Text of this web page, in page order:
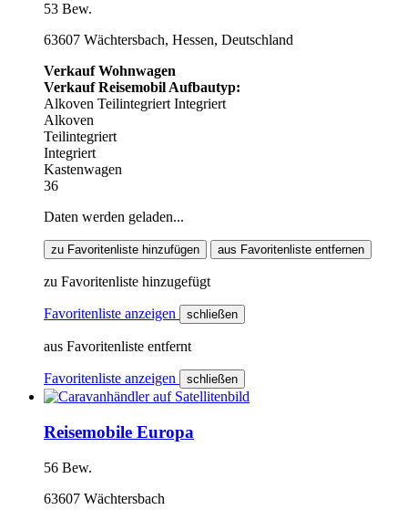
53 Bew.
63607 Wächtersbach, Hessen, Deutschland
Verkauf Wohnwagen
Verkauf Reisemobil Aufbautyp:
Alkoven Teilintegriert Integriert
Alkoven
Teilintegriert
Integriert
Kastenwagen
36
Daten werden geladen...
zu Favoritenliste hinzufügen aus Favoritenliste entfernen
zu Favoritenliste hinzugefügt
Favoritenliste anzeigen schließen
aus Favoritenliste entfernt
Favoritenliste anzeigen schließen
Reisemobile Europa
56 Bew.
63607 Wächtersbach